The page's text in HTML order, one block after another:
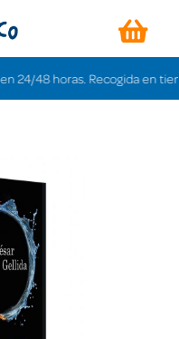
horas. Recogida en tiendas